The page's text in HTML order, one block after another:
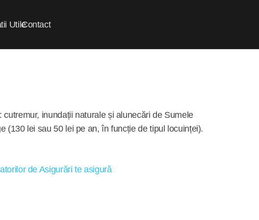
UtileContact
inundații naturale și alunecări de Sumele
(130 lei sau 50 lei pe an, în funcție de tipul locuinței).
de Asigurări te asigură